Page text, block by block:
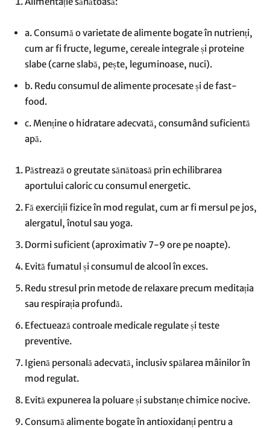
a. Consumă o varietate de alimente bogate în nutrienți,
cum ar fi fructe, legume, cereale integrale și proteine
slabe (carne slabă, pește, leguminoase, nuci).
b. Redu consumul de alimente procesate și de fast-
food.
c. Menține o hidratare adecvată, consumând suficientă
apă.
Păstrează o greutate sănătoasă prin echilibrarea
aportului caloric cu consumul energetic.
Fă exerciții fizice în mod regulat, cum ar fi mersul pe jos,
alergatul, înotul sau yoga.
Dormi suficient (aproximativ 7-9 ore pe noapte).
Evită fumatul și consumul de alcool în exces.
Redu stresul prin metode de relaxare precum meditația
sau respirația profundă.
Efectuează controale medicale regulate și teste
preventive.
Igienă personală adecvată, inclusiv spălarea mâinilor în
mod regulat.
Evită expunerea la poluare și substanțe chimice nocive.
Consumă alimente bogate în antioxidanți pentru a